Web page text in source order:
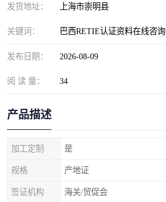
发货地址： 上海市崇明县
关键词： 巴西RETIE认证资料在线咨询
发布日期： 2026-08-09
阅 读 量： 34
产品描述
加工定制 是
规格 产地证
签证机构 海关/贸促会